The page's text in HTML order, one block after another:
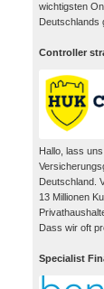
wichtigsten
Deutschlands
Controller
Hallo, lass
Deutschland.
13 Millionen
Dass wir oft
Specialist